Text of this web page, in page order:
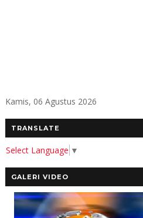
Kamis, 06 Agustus 2026
TRANSLATE
Select Language ▼
GALERI VIDEO